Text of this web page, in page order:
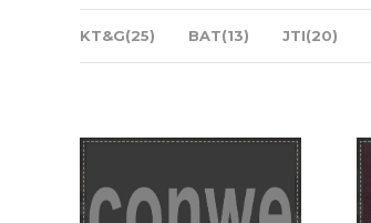
KT&G(25) BAT(13) JTI(20)